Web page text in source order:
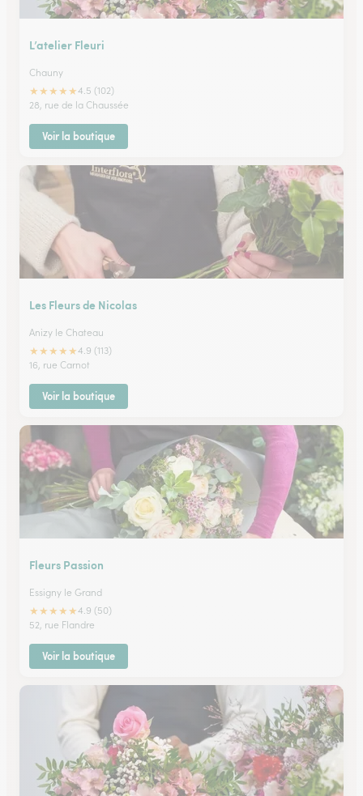
L’atelier Fleuri
Chauny
★★★★★4.5 (102)
28, rue de la Chaussée
Voir la boutique
Les Fleurs de Nicolas
Anizy le Chateau
★★★★★4.9 (113)
16, rue Carnot
Voir la boutique
Fleurs Passion
Essigny le Grand
★★★★★4.9 (50)
52, rue Flandre
Voir la boutique